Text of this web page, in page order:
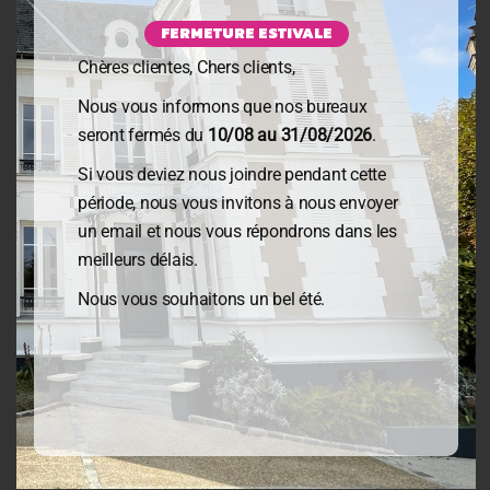
Missions reprises d’entreprises
Missions créations d’entreprises
Missions audits
Missions Directeur Administratif & Financier
INFORMATIONS GENERALES
Mentions légales
Politique de confidentialité
CONTACT & RDV
FERMETURE ESTIVALE
Chères clientes, Chers clients,
Nous vous informons que nos bureaux
seront fermés du 10/08 au 31/08/2026.
Si vous deviez nous joindre pendant cette
période, nous vous invitons à nous envoyer
un email et nous vous répondrons dans les
meilleurs délais.
Nous vous souhaitons un bel été.